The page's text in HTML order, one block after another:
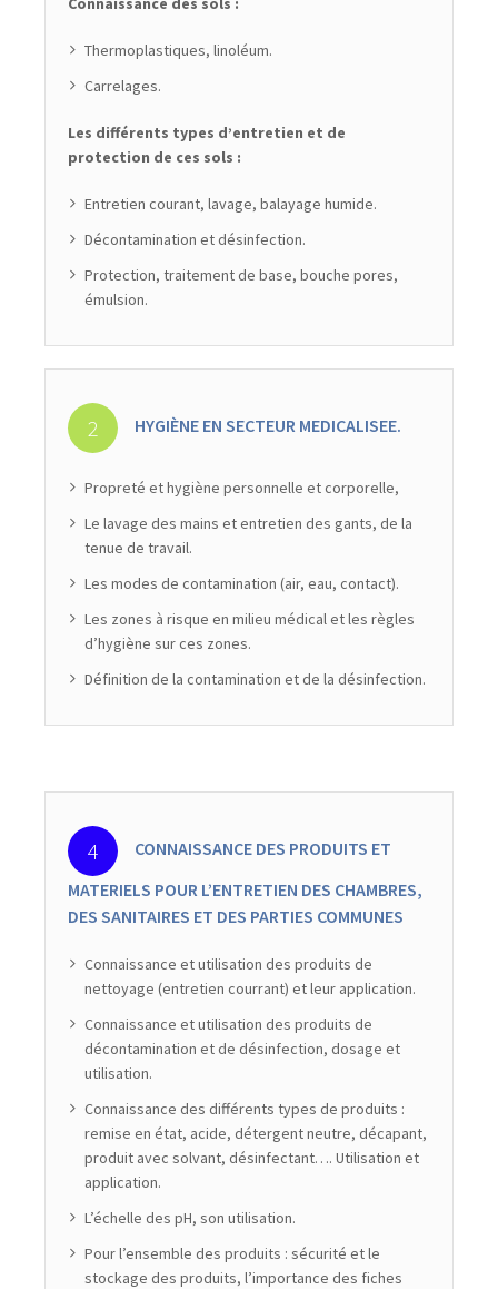
Thermoplastiques, linoléum.
Carrelages.
Les différents types d’entretien et de
protection de ces sols :
Entretien courant, lavage, balayage humide.
Décontamination et désinfection.
Protection, traitement de base, bouche pores,
émulsion.
HYGIÈNE EN SECTEUR MEDICALISEE.
Propreté et hygiène personnelle et corporelle,
Le lavage des mains et entretien des gants, de la
tenue de travail.
Les modes de contamination (air, eau, contact).
Les zones à risque en milieu médical et les règles
d’hygiène sur ces zones.
Définition de la contamination et de la désinfection.
CONNAISSANCE DES PRODUITS ET
MATERIELS POUR L’ENTRETIEN DES CHAMBRES,
DES SANITAIRES ET DES PARTIES COMMUNES
Connaissance et utilisation des produits de
nettoyage (entretien courrant) et leur application.
Connaissance et utilisation des produits de
décontamination et de désinfection, dosage et
utilisation.
Connaissance des différents types de produits :
remise en état, acide, détergent neutre, décapant,
produit avec solvant, désinfectant…. Utilisation et
application.
L’échelle des pH, son utilisation.
Pour l’ensemble des produits : sécurité et le
stockage des produits, l’importance des fiches